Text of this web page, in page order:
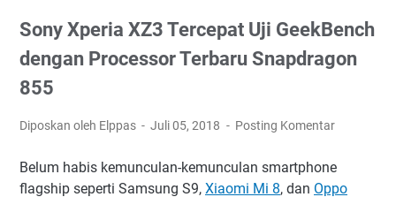
Sony Xperia XZ3 Tercepat Uji GeekBench
dengan Processor Terbaru Snapdragon
855
Diposkan oleh Elppas Juli 05, 2018 Posting Komentar
Belum habis kemunculan-kemunculan smartphone
flagship seperti Samsung S9, Xiaomi Mi 8, dan Oppo